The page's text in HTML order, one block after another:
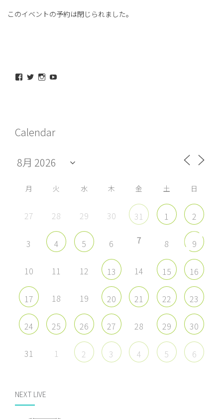
このイベントの予約は閉じられました。
maeda_kazuaki@me.com
ィ
ー
を
Facebook
示
maedakazuaki
さ
ィ
ー
を
Twitter
maede_kazuaki
ィ
ー
を
Instagram
YouTube
示
Calendar
月 火 水 木 金 土 日
27 28 29 30 31 1 2
3 4 5 6 7 8 9
10 11 12 13 14 15 16
17 18 19 20 21 22 23
24 25 26 27 28 29 30
31 1 2 3 4 5 6
NEXT LIVE